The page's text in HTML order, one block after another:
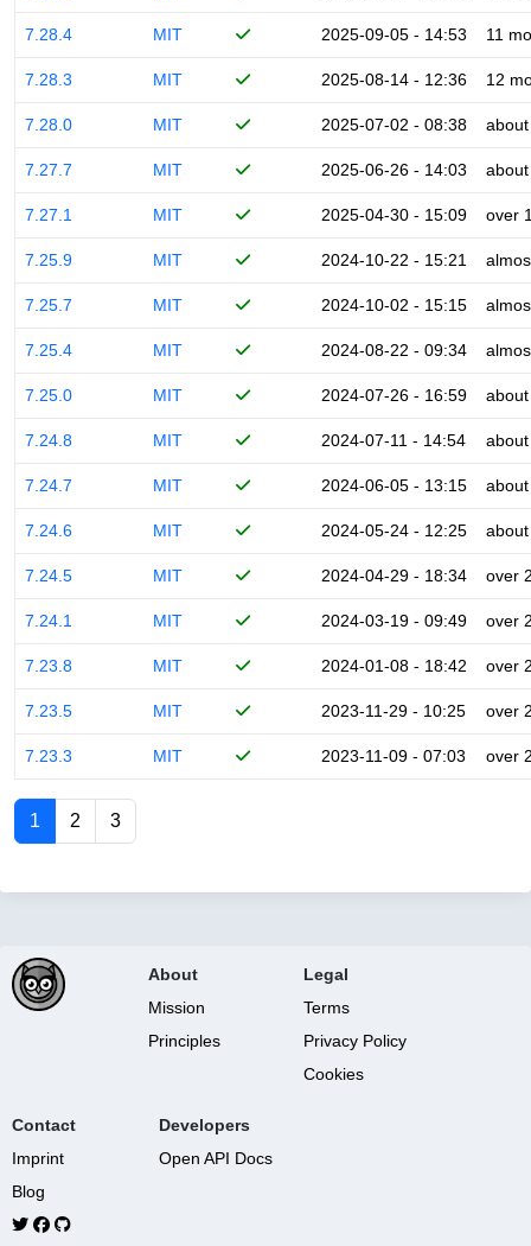
7.28.4 MIT 2025-09-05 - 14:53 11
7.28.3 MIT 2025-08-14 - 12:36 12
7.28.0 MIT 2025-07-02 - 08:38
7.27.7 MIT 2025-06-26 - 14:03
7.27.1 MIT 2025-04-30 - 15:09 over
7.25.9 MIT 2024-10-22 - 15:21
7.25.7 MIT 2024-10-02 - 15:15
7.25.4 MIT 2024-08-22 - 09:34
7.25.0 MIT 2024-07-26 - 16:59
7.24.8 MIT 2024-07-11 - 14:54
7.24.7 MIT 2024-06-05 - 13:15
7.24.6 MIT 2024-05-24 - 12:25
7.24.5 MIT 2024-04-29 - 18:34 over
7.24.1 MIT 2024-03-19 - 09:49 over
7.23.8 MIT 2024-01-08 - 18:42 over
7.23.5 MIT 2023-11-29 - 10:25 over
7.23.3 MIT 2023-11-09 - 07:03 over
1 2 3
About
Mission
Principles
Legal
Terms
Privacy Policy
Cookies
Contact
Imprint
Blog
Developers
Open API Docs